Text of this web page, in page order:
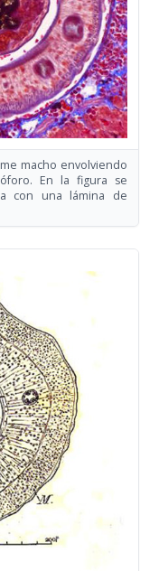
macho envolviendo
En la figura se
con una lámina de